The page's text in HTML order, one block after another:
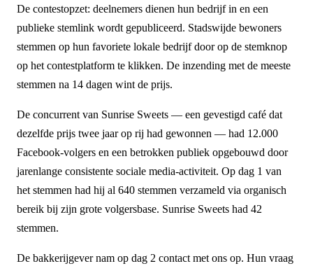
De contestopzet: deelnemers dienen hun bedrijf in en een
publieke stemlink wordt gepubliceerd. Stadswijde bewoners
stemmen op hun favoriete lokale bedrijf door op de stemknop
op het contestplatform te klikken. De inzending met de meeste
stemmen na 14 dagen wint de prijs.
De concurrent van Sunrise Sweets — een gevestigd café dat
dezelfde prijs twee jaar op rij had gewonnen — had 12.000
Facebook-volgers en een betrokken publiek opgebouwd door
jarenlange consistente sociale media-activiteit. Op dag 1 van
het stemmen had hij al 640 stemmen verzameld via organisch
bereik bij zijn grote volgersbase. Sunrise Sweets had 42
stemmen.
De bakkerijgever nam op dag 2 contact met ons op. Hun vraag